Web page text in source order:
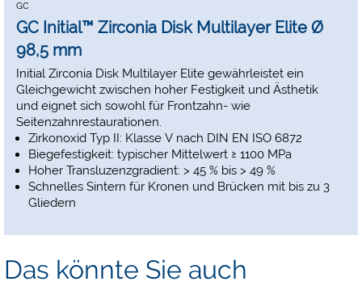
GC
GC Initial™ Zirconia Disk Multilayer Elite Ø
98,5 mm
Initial Zirconia Disk Multilayer Elite gewährleistet ein
Gleichgewicht zwischen hoher Festigkeit und Ästhetik
und eignet sich sowohl für Frontzahn- wie
Seitenzahnrestaurationen.
Zirkonoxid Typ II: Klasse V nach DIN EN ISO 6872
Biegefestigkeit: typischer Mittelwert ≥ 1100 MPa
Hoher Transluzenzgradient: > 45 % bis > 49 %
Schnelles Sintern für Kronen und Brücken mit bis zu 3
Gliedern
Das könnte Sie auch